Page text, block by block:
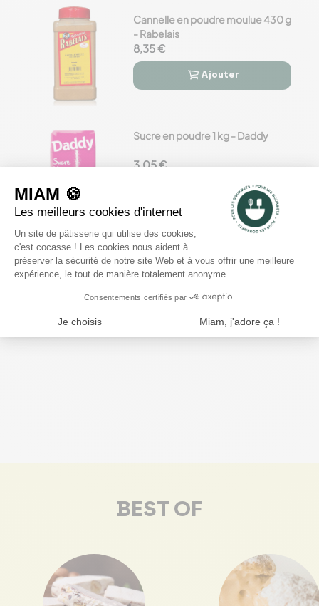
Cannelle en poudre moulue 430 g
- Rabelais
8,35 €
 
Ajouter
Sucre en poudre 1 kg - Daddy
3,05 €

Ajouter
Moule silicone flexi 6 muffins -
Silikomart Professional
12,22 €
BEST OF